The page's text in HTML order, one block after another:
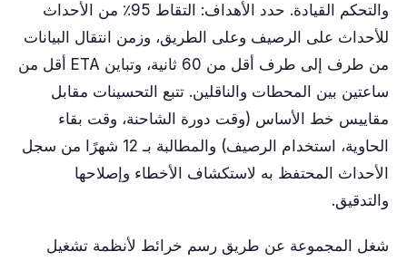
والتحكم القيادة. حدد الأهداف: التقاط 95٪ من الأحداث
للأحداث على الرصيف وعلى الطريق، وزمن انتقال البيانات
من طرف إلى طرف أقل من 60 ثانية، وتباين ETA أقل من
ساعتين بين المحطات والناقلين. تتبع التحسينات مقابل
مقاييس خط الأساس (وقت دورة الشاحنة، وقت بقاء
الحاوية، استخدام الرصيف) والمطالبة بـ 12 شهرًا من سجل
الأحداث المحتفظ به لاستكشاف الأخطاء وإصلاحها
والتدقيق.
شغل المجموعة عن طريق رسم خرائط لأنظمة تشغيل